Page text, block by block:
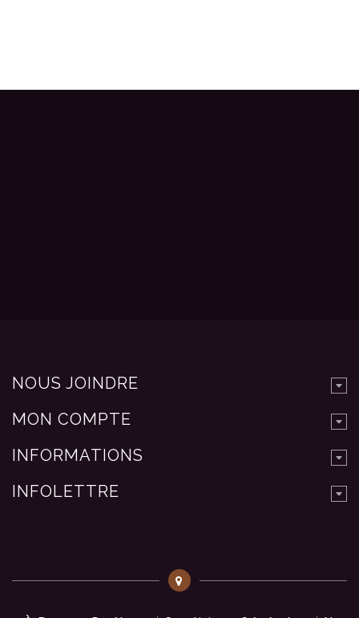
NOUS JOINDRE
MON COMPTE
INFORMATIONS
INFOLETTRE